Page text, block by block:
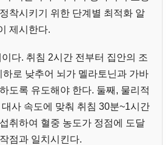
착시키기 위한 단계별 최적화 알
제시한다.
다. 취침 2시간 전부터 집안의 조
하로 낮추어 뇌가 멜라토닌과 가바
도록 유도해야 한다. 둘째, 물리적
사 속도에 맞춰 취침 30분~1시간
취하여 혈중 농도가 정점에 도달
점과 일치시킨다.